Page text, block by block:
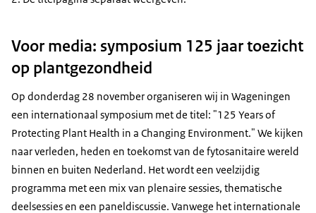
Voor media: symposium 125 jaar toezicht
op plantgezondheid
Op donderdag 28 november organiseren wij in Wageningen
een internationaal symposium met de titel: "125 Years of
Protecting Plant Health in a Changing Environment." We kijken
naar verleden, heden en toekomst van de fytosanitaire wereld
binnen en buiten Nederland. Het wordt een veelzijdig
programma met een mix van plenaire sessies, thematische
deelsessies en een paneldiscussie. Vanwege het internationale